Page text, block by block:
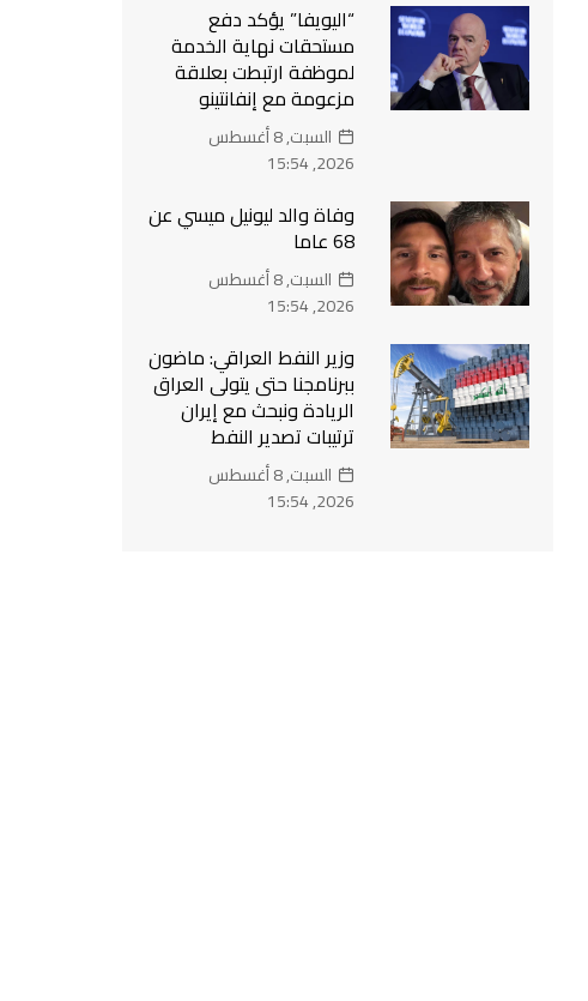
“اليويفا” يؤكد دفع
مستحقات نهاية الخدمة
لموظفة ارتبطت بعلاقة
مزعومة مع إنفانتينو
السبت, 8 أغسطس
2026, 15:54
وفاة والد ليونيل ميسي عن
68 عاما
السبت, 8 أغسطس
2026, 15:54
وزير النفط العراقي: ماضون
ببرنامجنا حتى يتولى العراق
الريادة ونبحث مع إيران
ترتيبات تصدير النفط
السبت, 8 أغسطس
2026, 15:54